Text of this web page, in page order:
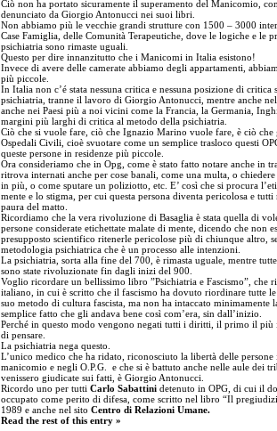
Ciò non ha portato sicuramente il superamento del Manicomio,
denunciato da Giorgio Antonucci nei suoi libri.
Non abbiamo più le vecchie grandi strutture con 1500 – 3000
Case Famiglia, delle Comunità Terapeutiche, dove le logiche e le
psichiatria sono rimaste uguali.
Questo per dire innanzitutto che i Manicomi in Italia esistono!
Invece di avere delle camerate abbiamo degli appartamenti,
più piccole.
In Italia non c’é stata nessuna critica e nessuna posizione di critica
psichiatria, tranne il lavoro di Giorgio Antonucci, mentre anche nel
anche nei Paesi più a noi vicini come la Francia, la Germania,
margini più larghi di critica al metodo della psichiatria.
Ciò che si vuole fare, ciò che Ignazio Marino vuole fare, è ciò che
Ospedali Civili, cioè svuotare come un semplice trasloco questi
queste persone in residenze più piccole.
Ora consideriamo che in Opg, come è stato fatto notare anche in
ritrova internati anche per cose banali, come una multa, o
in più, o come sputare un poliziotto, etc. E’ così che si procura
mente e lo stigma, per cui questa persona diventa pericolosa e
paura del matto.
Ricordiamo che la vera rivoluzione di Basaglia è stata quella di
persone considerate etichettate malate di mente, dicendo che non
presupposto scientifico ritenerle pericolose più di chiunque altro,
metodologia psichiatrica che è un processo alle intenzioni.
La psichiatria, sorta alla fine del 700, è rimasta uguale, mentre
sono state rivoluzionate fin dagli inizi del 900.
Voglio ricordare un bellissimo libro ”Psichiatria e Fascismo”, che
italiano, in cui è scritto che il fascismo ha dovuto riordinare tutte
suo metodo di cultura fascista, ma non ha intaccato minimamente
semplice fatto che gli andava bene così com’era, sin dall’inizio.
Perché in questo modo vengono negati tutti i diritti, il primo il
di pensare.
La psichiatria nega questo.
L’unico medico che ha ridato, riconosciuto la libertà delle persone
manicomio e negli O.P.G. e che si è battuto anche nelle aule dei
venissero giudicate sui fatti, è Giorgio Antonucci.
Ricordo uno per tutti Carlo Sabattini detenuto in OPG, di cui il
occupato come perito di difesa, come scritto nel libro “Il
1989 e anche nel sito Centro di Relazioni Umane.
Read the rest of this entry »